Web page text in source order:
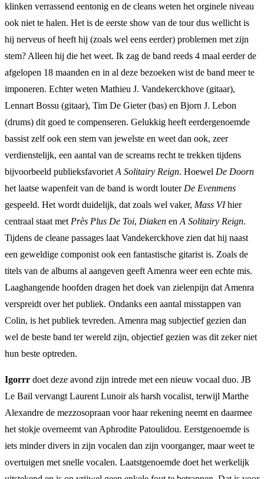
klinken verrassend eentonig en de cleans weten het orginele niveau
ook niet te halen. Het is de eerste show van de tour dus wellicht is
hij nerveus of heeft hij (zoals wel eens eerder) problemen met zijn
stem? Alleen hij die het weet. Ik zag de band reeds 4 maal eerder de
afgelopen 18 maanden en in al deze bezoeken wist de band meer te
imponeren. Echter weten Mathieu J. Vandekerckhove (gitaar),
Lennart Bossu (gitaar), Tim De Gieter (bas) en Bjorn J. Lebon
(drums) dit goed te compenseren. Gelukkig heeft eerdergenoemde
bassist zelf ook een stem van jewelste en weet dan ook, zeer
verdienstelijk, een aantal van de screams recht te trekken tijdens
bijvoorbeeld publieksfavoriet A Solitairy Reign. Hoewel De Doorn
het laatse wapenfeit van de band is wordt louter De Evenmens
gespeeld. Het wordt duidelijk, dat zoals wel vaker, Mass VIhier
centraal staat met Près Plus De Toi, Diaken en A Solitairy Reign.
Tijdens de cleane passages laat Vandekerckhove zien dat hij naast
een geweldige componist ook een fantastische gitarist is. Zoals de
titels van de albums al aangeven geeft Amenra weer een echte mis.
Laaghangende hoofden dragen het doek van zielenpijn dat Amenra
verspreidt over het publiek. Ondanks een aantal misstappen van
Colin, is het publiek tevreden. Amenra mag subjectief gezien dan
wel de beste band ter wereld zijn, objectief gezien was dit zeker niet
hun beste optreden.
Igorrr doet deze avond zijn intrede met een nieuw vocaal duo. JB
Le Bail vervangt Laurent Lunoir als harsh vocalist, terwijl Marthe
Alexandre de mezzosopraan voor haar rekening neemt en daarmee
het stokje overneemt van Aphrodite Patoulidou. Eerstgenoemde is
iets minder divers in zijn vocalen dan zijn voorganger, maar weet te
overtuigen met snelle vocalen. Laatstgenoemde doet het werkelijk